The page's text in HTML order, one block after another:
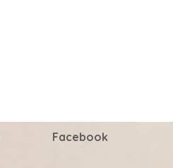
Facebook